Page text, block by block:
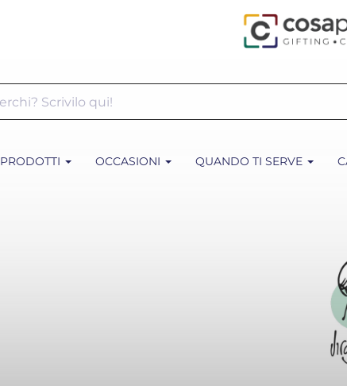
PRODOTTI OCCASIONI QUANDO TI SERVE